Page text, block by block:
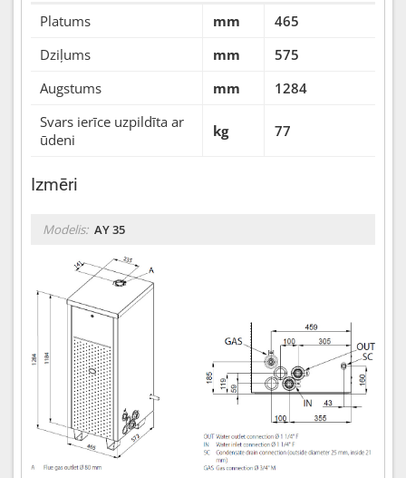
Platums
mm
465
Dziļums
mm
575
Augstums
mm
1284
Svars ierīce uzpildīta ar
ūdeni
kg 77
Izmēri
Modelis: AY 35